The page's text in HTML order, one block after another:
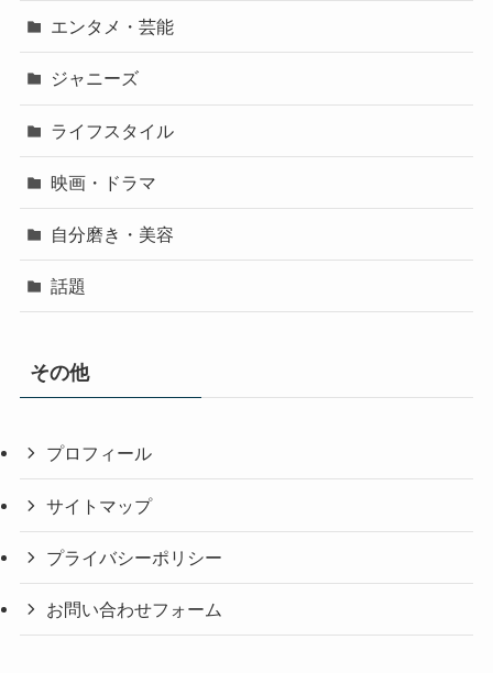
エンタメ・芸能
ジャニーズ
ライフスタイル
映画・ドラマ
自分磨き・美容
話題
その他
プロフィール
サイトマップ
プライバシーポリシー
お問い合わせフォーム